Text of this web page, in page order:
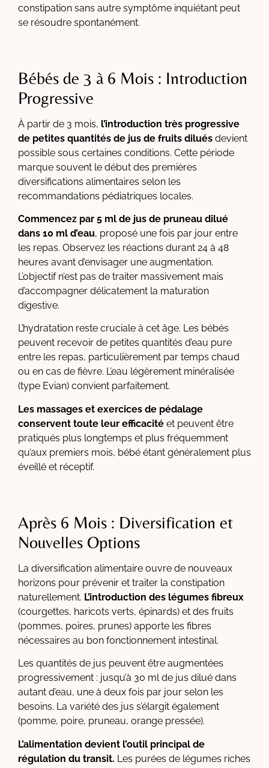
constipation sans autre symptôme inquiétant peut
se résoudre spontanément.
Bébés de 3 à 6 Mois : Introduction
Progressive
À partir de 3 mois, l’introduction très progressive
de petites quantités de jus de fruits dilués devient
possible sous certaines conditions. Cette période
marque souvent le début des premières
diversifications alimentaires selon les
recommandations pédiatriques locales.
Commencez par 5 ml de jus de pruneau dilué
dans 10 ml d’eau, proposé une fois par jour entre
les repas. Observez les réactions durant 24 à 48
heures avant d’envisager une augmentation.
L’objectif n’est pas de traiter massivement mais
d’accompagner délicatement la maturation
digestive.
L’hydratation reste cruciale à cet âge. Les bébés
peuvent recevoir de petites quantités d’eau pure
entre les repas, particulièrement par temps chaud
ou en cas de fièvre. L’eau légèrement minéralisée
(type Evian) convient parfaitement.
Les massages et exercices de pédalage
conservent toute leur efficacité et peuvent être
pratiqués plus longtemps et plus fréquemment
qu’aux premiers mois, bébé étant généralement plus
éveillé et réceptif.
Après 6 Mois : Diversification et
Nouvelles Options
La diversification alimentaire ouvre de nouveaux
horizons pour prévenir et traiter la constipation
naturellement. L’introduction des légumes fibreux
(courgettes, haricots verts, épinards) et des fruits
(pommes, poires, prunes) apporte les fibres
nécessaires au bon fonctionnement intestinal.
Les quantités de jus peuvent être augmentées
progressivement : jusqu’à 30 ml de jus dilué dans
autant d’eau, une à deux fois par jour selon les
besoins. La variété des jus s’élargit également
(pomme, poire, pruneau, orange pressée).
L’alimentation devient l’outil principal de
régulation du transit. Les purées de légumes riches